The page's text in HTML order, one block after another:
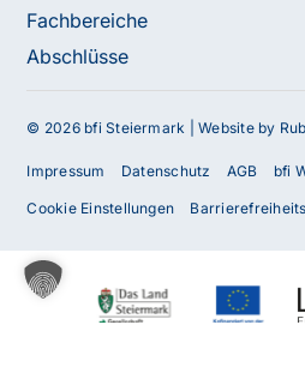
Unterstützung?
Unser Team ist gerne für Sie
Kontakt mit uns auf – wir
Fachbereiche
Abschlüsse
© 2026 bfi Steiermark |Website by
Impressum Datenschutz AGB bfi
Cookie Einstellungen